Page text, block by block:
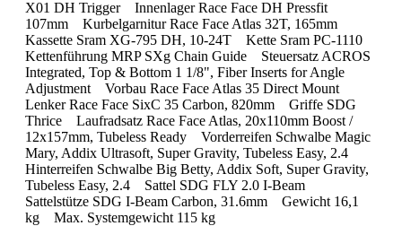
X01 DH Trigger Innenlager Race Face DH Pressfit
107mm Kurbelgarnitur Race Face Atlas 32T, 165mm
Kassette Sram XG-795 DH, 10-24T Kette Sram PC-1110
Kettenführung MRP SXg Chain Guide Steuersatz ACROS
Integrated, Top & Bottom 1 1/8", Fiber Inserts for Angle
Adjustment Vorbau Race Face Atlas 35 Direct Mount
Lenker Race Face SixC 35 Carbon, 820mm Griffe SDG
Thrice Laufradsatz Race Face Atlas, 20x110mm Boost /
12x157mm, Tubeless Ready Vorderreifen Schwalbe Magic
Mary, Addix Ultrasoft, Super Gravity, Tubeless Easy, 2.4
Hinterreifen Schwalbe Big Betty, Addix Soft, Super Gravity,
Tubeless Easy, 2.4 Sattel SDG FLY 2.0 I-Beam
Sattelstütze SDG I-Beam Carbon, 31.6mm Gewicht 16,1
kg Max. Systemgewicht 115 kg